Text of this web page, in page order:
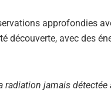
approfondies
découverte, avec des
jamais